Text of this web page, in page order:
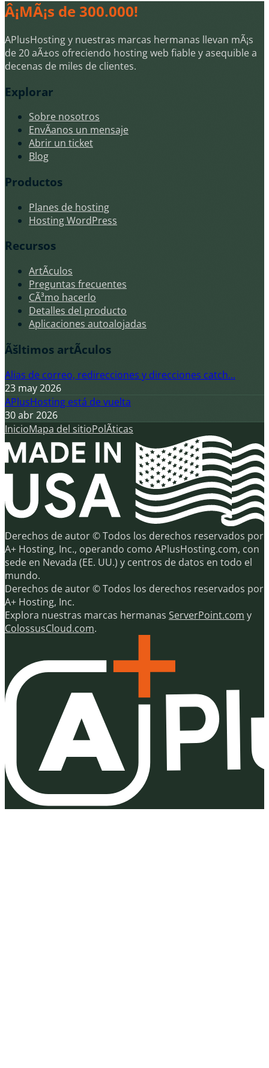
Â¡MÃ¡s de 300.000!
APlusHosting y nuestras marcas hermanas llevan mÃ¡s
de 20 aÃ±os ofreciendo hosting web fiable y asequible a
decenas de miles de clientes.
Explorar
Sobre nosotros
EnvÃ­anos un mensaje
Abrir un ticket
Blog
Productos
Planes de hosting
Hosting WordPress
Recursos
ArtÃ­culos
Preguntas frecuentes
CÃ³mo hacerlo
Detalles del producto
Aplicaciones autoalojadas
Ãšltimos artÃ­culos
Alias de correo, redirecciones y direcciones catch...
23 may 2026
APlusHosting está de vuelta
30 abr 2026
InicioMapa del sitioPolÃ­ticas
Derechos de autor © Todos los derechos reservados por
A+ Hosting, Inc., operando como APlusHosting.com, con
sede en Nevada (EE. UU.) y centros de datos en todo el
mundo.
Derechos de autor © Todos los derechos reservados por
A+ Hosting, Inc.
Explora nuestras marcas hermanas ServerPoint.com y
ColossusCloud.com.